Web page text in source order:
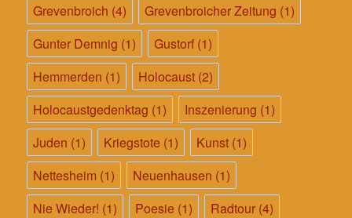
Grevenbroich (4) Grevenbroicher Zeitung (1)
Gunter Demnig (1) Gustorf (1)
Hemmerden (1) Holocaust (2)
Holocaustgedenktag (1) Inszenierung (1)
Juden (1) Kriegstote (1) Kunst (1)
Nettesheim (1) Neuenhausen (1)
Nie Wieder! (1) Poesie (1) Radtour (4)